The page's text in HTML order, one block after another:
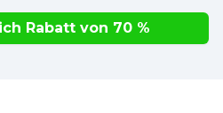
Rabatt von 70 %